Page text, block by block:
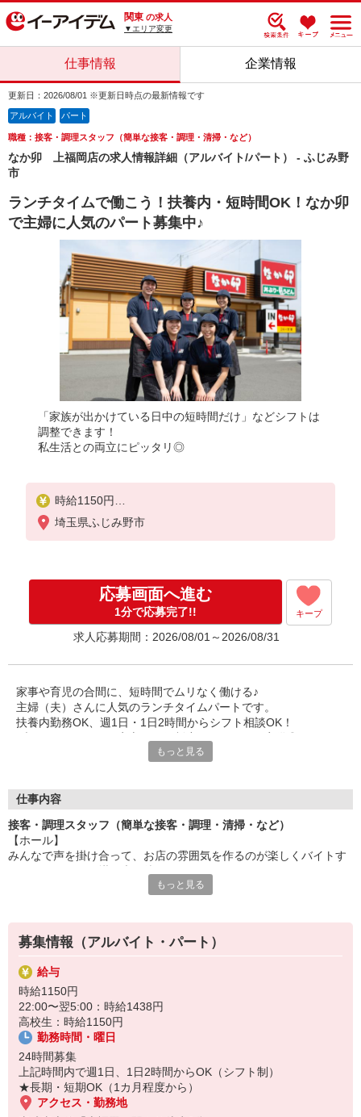
関東 の求人
▼エリア変更
仕事情報 企業情報
更新日：2026/08/01 ※更新日時点の最新情報です
アルバイト パート
職種：接客・調理スタッフ（簡単な接客・調理・清掃・など）
なか卯 上福岡店の求人情報詳細（アルバイト/パート） - ふじみ野
市
ランチタイムで働こう！扶養内・短時間OK！なか卯
で主婦に人気のパート募集中♪
「家族が出かけている日中の短時間だけ」などシフトは
調整できます！
私生活との両立にピッタリ◎
時給1150円
22:00〜翌5:00：時給1438円
高校生：時給1150円
埼玉県ふじみ野市
応募画面へ進む
1分で応募完了!! キープ
求人応募期間：2026/08/01～2026/08/31
家事や育児の合間に、短時間でムリなく働ける♪
主婦（夫）さんに人気のランチタイムパートです。
扶養内勤務OK、週1日・1日2時間からシフト相談OK！
セルフオーダー＆会計で接客もカンタンです。
◆食事補助あり
◆給与前払いあり
⇒今月ピンチで！という時も安心！
◆社員登用あり
⇒ゆくゆくは社員としてしっかり働きたい方にもオススメ！
馴染みの
ゼンショーグループの一員として、安心・安定の環境で働けま
す。
もっと見る
仕事内容
接客・調理スタッフ（簡単な接客・調理・清掃・など）
【ホール】
みんなで声を掛け合って、お店の雰囲気を作るのが楽しくバイトす
セルフオーダー、セルフ会計で、現金の受け渡しはほとんどありま
【キッチン】
うどんを湯掻いたり、丼を作ったり、なか卯自慢の「こだわりメニ
ュー」をスピーディに調理してください。
すべての商品にマニュアルがあり料理が苦手な方も初日から簡単に
おいしい商品が作れます◎
もっと見る
募集情報（アルバイト・パート）
給与
時給1150円
22:00〜翌5:00：時給1438円
高校生：時給1150円
勤務時間・曜日
24時間募集
上記時間内で週1日、1日2時間からOK（シフト制）
★長期・短期OK（1カ月程度から）
アクセス・勤務地